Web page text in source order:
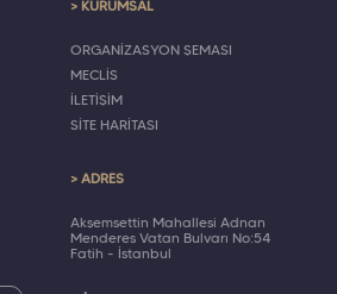
> KURUMSAL
ORGANİZASYON ŞEMASI
MECLİS
İLETİŞİM
SİTE HARİTASI
> ADRES
Akşemsettin Mahallesi Adnan
Menderes Vatan Bulvarı No:54
Fatih - İstanbul